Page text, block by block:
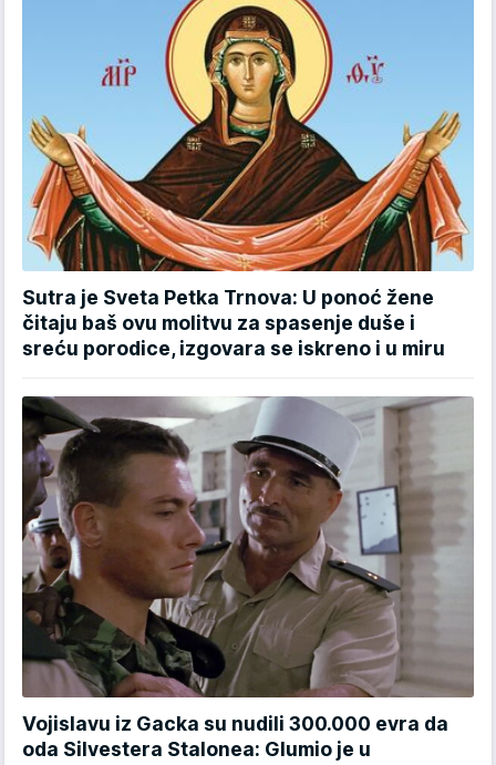
Sutra je Sveta Petka Trnova: U ponoć žene
čitaju baš ovu molitvu za spasenje duše i
sreću porodice, izgovara se iskreno i u miru
Vojislavu iz Gacka su nudili 300.000 evra da
oda Silvestera Stalonea: Glumio je u